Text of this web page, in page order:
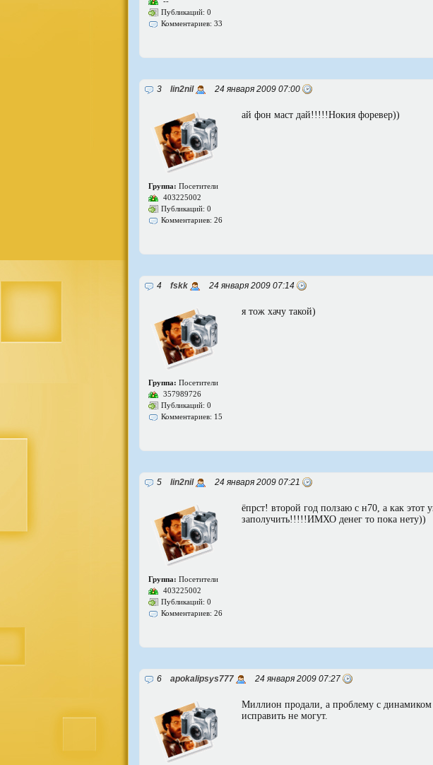
Публикаций: 0
Комментариев: 33
3 lin2nil 24 января 2009 07:00
Группа: Посетители
403225002
Публикаций: 0
Комментариев: 26
ай фон маст дай!!!!!Нокия форевер))
4 fskk 24 января 2009 07:14
Группа: Посетители
357989726
Публикаций: 0
Комментариев: 15
я тож хачу такой)
5 lin2nil 24 января 2009 07:21
Группа: Посетители
403225002
Публикаций: 0
Комментариев: 26
ёпрст! второй год ползаю с н70, а как этот
заполучить!!!!!ИМХО денег то пока нету))
6 apokalipsys777 24 января 2009 07:27
Миллион продали, а проблему с
исправить не могут.